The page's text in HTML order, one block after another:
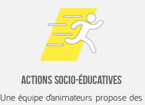
Actions socio-éducatives
Une équipe d’animateurs propose des